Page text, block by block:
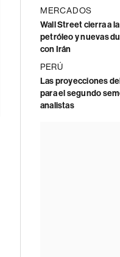
MERCADOS
Wall Street cierra a
petróleo y nuevas
con Irán
PERÚ
Las proyecciones
para el segundo
analistas